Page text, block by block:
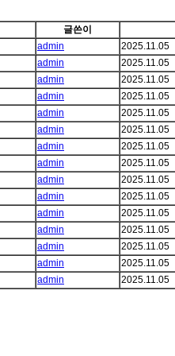
글쓴이
admin
2025.11.05
admin
2025.11.05
admin
2025.11.05
admin
2025.11.05
admin
2025.11.05
admin
2025.11.05
admin
2025.11.05
admin
2025.11.05
admin
2025.11.05
admin
2025.11.05
admin
2025.11.05
admin
2025.11.05
admin
2025.11.05
admin
2025.11.05
admin
2025.11.05